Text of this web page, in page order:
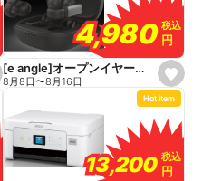
s
e
t
a
v
o
r
i
4,980
4,980 税込
税込
円
円
[e angle]オープンイヤーワイヤレスイヤホン
8月8日〜8月16日
Hot Item
13,200
13,200 税込
税込
円
円